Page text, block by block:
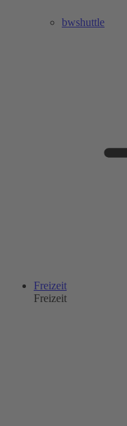
bwshuttle
Freizeit
Freizeit